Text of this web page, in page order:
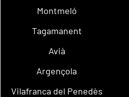
Montmeló
Tagamanent
Avià
Argençola
Vilafranca del Penedès